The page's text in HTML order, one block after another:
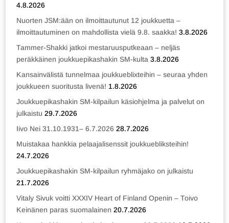
4.8.2026
Nuorten JSM:ään on ilmoittautunut 12 joukkuetta –
ilmoittautuminen on mahdollista vielä 9.8. saakka! 3.8.2026
Tammer-Shakki jatkoi mestaruusputkeaan – neljäs
peräkkäinen joukkuepikashakin SM-kulta 3.8.2026
Kansainvälistä tunnelmaa joukkueblixteihin – seuraa yhden
joukkueen suoritusta livenä! 1.8.2026
Joukkuepikashakin SM-kilpailun käsiohjelma ja palvelut on
julkaistu 29.7.2026
Iivo Nei 31.10.1931– 6.7.2026 28.7.2026
Muistakaa hankkia pelaajalisenssit joukkuebliksteihin!
24.7.2026
Joukkuepikashakin SM-kilpailun ryhmäjako on julkaistu
21.7.2026
Vitaly Sivuk voitti XXXIV Heart of Finland Openin – Toivo
Keinänen paras suomalainen 20.7.2026